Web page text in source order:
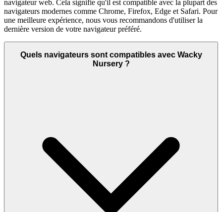
navigateur web. Cela signifie qu'il est compatible avec la plupart des
navigateurs modernes comme Chrome, Firefox, Edge et Safari. Pour
une meilleure expérience, nous vous recommandons d'utiliser la
dernière version de votre navigateur préféré.
Quels navigateurs sont compatibles avec Wacky
Nursery ?